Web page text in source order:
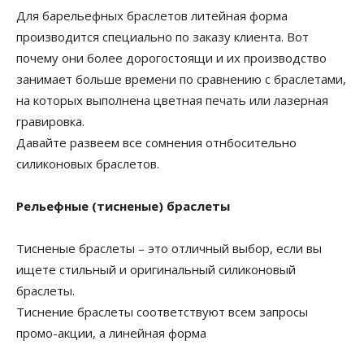
Для барельефных браслетов литейная форма
производится специально по заказу клиента. Вот
почему они более дорогостоящи и их производство
занимает больше времени по сравнению с браслетами,
на которых выполнена цветная печать или лазерная
гравировка.
Давайте развеем все сомнения отн6осительно
силиконовых браслетов.
Рельефные (тисненые) браслеты
Тисненые браслеты – это отличный выбор, если вы
ищете стильный и оригинальный силиконовый
браслеты.
Тиснение браслеты соответствуют всем запросы
промо-акции, а линейная форма